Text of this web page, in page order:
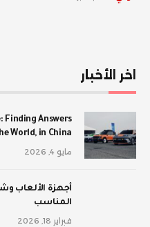
اخر الأخبار
Finding Answers
World, in China
مايو 4, 2026
أجهزة الألعاب
المناسب
فبراير 18, 2026